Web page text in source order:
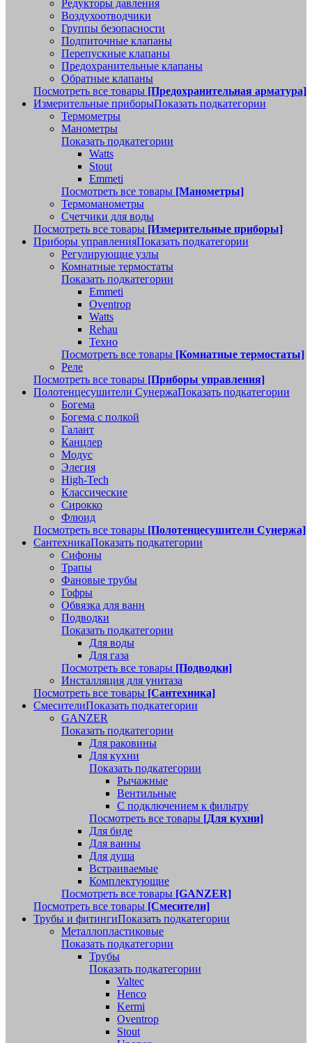
Редукторы давления
Воздухоотводчики
Группы безопасности
Подпиточные клапаны
Перепускные клапаны
Предохранительные клапаны
Обратные клапаны
Посмотреть все товары [Предохранительная арматура]
Измерительные приборыПоказать подкатегории
Термометры
Манометры
Показать подкатегории
Watts
Stout
Emmeti
Посмотреть все товары [Манометры]
Термоманометры
Счетчики для воды
Посмотреть все товары [Измерительные приборы]
Приборы управленияПоказать подкатегории
Регулирующие узлы
Комнатные термостаты
Показать подкатегории
Emmeti
Oventrop
Watts
Rehau
Техно
Посмотреть все товары [Комнатные термостаты]
Реле
Посмотреть все товары [Приборы управления]
Полотенцесушители СунержаПоказать подкатегории
Богема
Богема с полкой
Галант
Канцлер
Модус
Элегия
High-Tech
Классические
Сирокко
Флюид
Посмотреть все товары [Полотенцесушители Сунержа]
СантехникаПоказать подкатегории
Сифоны
Трапы
Фановые трубы
Гофры
Обвязка для ванн
Подводки
Показать подкатегории
Для воды
Для газа
Посмотреть все товары [Подводки]
Инсталляция для унитаза
Посмотреть все товары [Сантехника]
СмесителиПоказать подкатегории
GANZER
Показать подкатегории
Для раковины
Для кухни
Показать подкатегории
Рычажные
Вентильные
С подключением к фильтру
Посмотреть все товары [Для кухни]
Для биде
Для ванны
Для душа
Встраиваемые
Комплектующие
Посмотреть все товары [GANZER]
Посмотреть все товары [Смесители]
Трубы и фитингиПоказать подкатегории
Металлопластиковые
Показать подкатегории
Трубы
Показать подкатегории
Valtec
Henco
Kermi
Oventrop
Stout